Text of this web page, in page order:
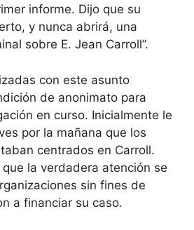
informe. Dijo que su
y nunca abrirá, una
sobre E. Jean Carroll”.
con este asunto
de anonimato para
en curso. Inicialmente le
por la mañana que los
centrados en Carroll.
la verdadera atención se
sin fines de
a financiar su caso.